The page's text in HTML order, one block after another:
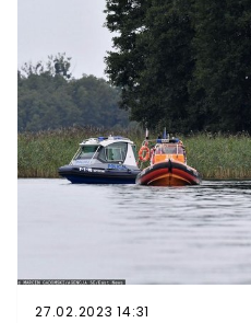
27.02.2023 14:31